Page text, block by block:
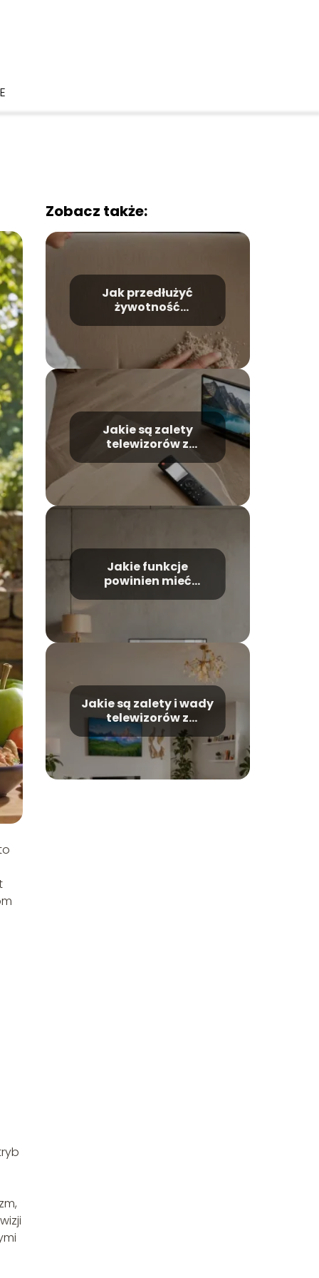
Zobacz także:
Jak przedłużyć
żywotność
Jakie są zalety
telewizorów z
wbudowanym
systemem Android?
Jakie funkcje
powinien mieć
Jakie są zalety i wady
telewizorów z
zakrzywionym
ekranem?